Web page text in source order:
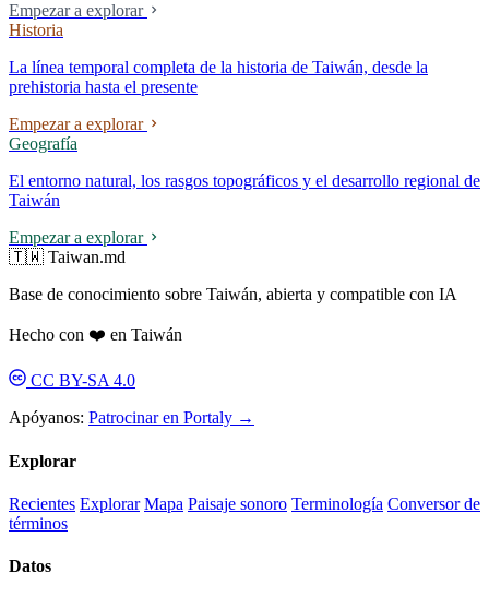
Empezar a explorar
Historia
La línea temporal completa de la historia de Taiwán, desde la
prehistoria hasta el presente
Empezar a explorar
Geografía
El entorno natural, los rasgos topográficos y el desarrollo regional de
Taiwán
Empezar a explorar
🇹🇼 Taiwan.md
Base de conocimiento sobre Taiwán, abierta y compatible con IA
Hecho con ❤️ en Taiwán
CC BY-SA 4.0
Apóyanos: Patrocinar en Portaly →
Explorar
Recientes Explorar Mapa Paisaje sonoro Terminología Conversor de
términos
Datos